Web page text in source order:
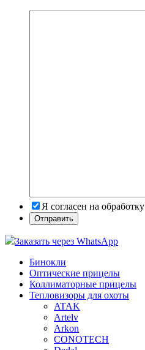
Я согласен на обработку
Заказать через WhatsApp
Бинокли
Оптические прицелы
Коллиматорные прицелы
Тепловизоры для охоты
ATAK
Artelv
Arkon
CONOTECH